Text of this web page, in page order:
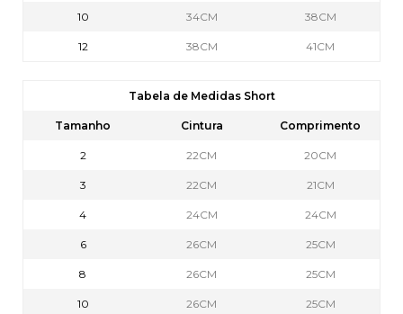
10 34CM 38CM
12 38CM 41CM
Tabela de Medidas Short
Tamanho Cintura Comprimento
2 22CM 20CM
3 22CM 21CM
4 24CM 24CM
6 26CM 25CM
8 26CM 25CM
10 26CM 25CM